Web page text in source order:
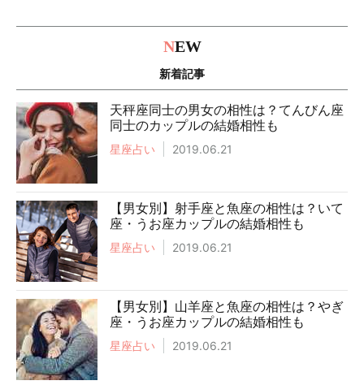
NEW
新着記事
天秤座同士の男女の相性は？てんびん座
同士のカップルの結婚相性も
星座占い 2019.06.21
【男女別】射手座と魚座の相性は？いて
座・うお座カップルの結婚相性も
星座占い 2019.06.21
【男女別】山羊座と魚座の相性は？やぎ
座・うお座カップルの結婚相性も
星座占い 2019.06.21